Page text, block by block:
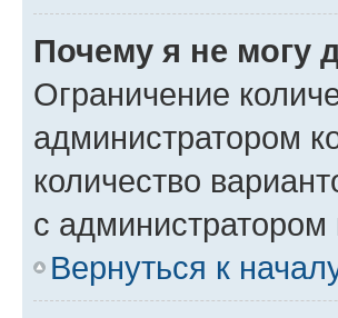
Почему я не могу
Ограничение
администратором
количество
с
Вернуться к